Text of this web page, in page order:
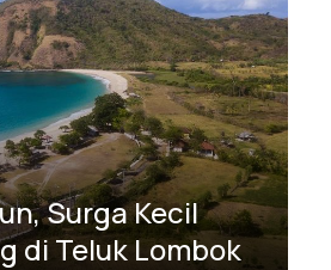
Surga Kecil
di Teluk Lombok